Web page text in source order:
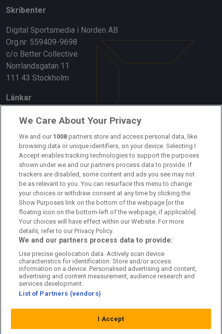
Skribenter
Digital Sportsmedia i Norden AB
Org.nr: 559409-9698
c/o Better Collective
Norrlandsgatan 11
111 43 Stockholm
Länkar
Om oss
Kontakta oss
Kundtjänst
Sponsor: Rekatochklart
Annonsera på Fotbolldirekt
Redaktionell policy
Personuppgiftspolicy
Cookiepolicy
Arkiv
We Care About Your Privacy
We and our 1008 partners store and access personal data, like
browsing data or unique identifiers, on your device. Selecting I
Accept enables tracking technologies to support the purposes
shown under we and our partners process data to provide. If
trackers are disabled, some content and ads you see may not
be as relevant to you. You can resurface this menu to change
your choices or withdraw consent at any time by clicking the
Show Purposes link on the bottom of the webpage [or the
floating icon on the bottom-left of the webpage, if applicable].
Your choices will have effect within our Website. For more
details, refer to our Privacy Policy.
We and our partners process data to provide:
Use precise geolocation data. Actively scan device
characteristics for identification. Store and/or access
information on a device. Personalised advertising and content,
advertising and content measurement, audience research and
services development.
List of Partners (vendors)
I Accept